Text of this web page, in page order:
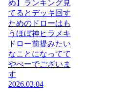
め】ランキング見
てるとデッキ回す
ためのドローはも
うほぼ神ヒラメキ
ドロー前提みたい
なことになってて
やべーでございま
す
2026.03.04